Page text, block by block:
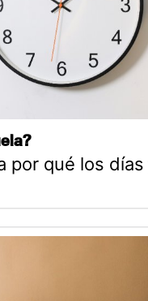
por qué los